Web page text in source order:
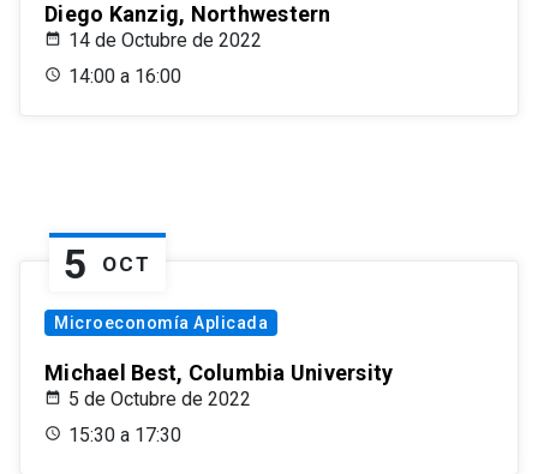
Diego Kanzig, Northwestern
14 de Octubre de 2022
14:00 a 16:00
5 OCT
Microeconomía Aplicada
Michael Best, Columbia University
5 de Octubre de 2022
15:30 a 17:30